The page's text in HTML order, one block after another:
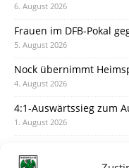
6. August 2026
Frauen im DFB-Pokal
5. August 2026
Nock übernimmt
4. August 2026
4:1-Auswärtssieg zum
1. August 2026
31. Juli 2026